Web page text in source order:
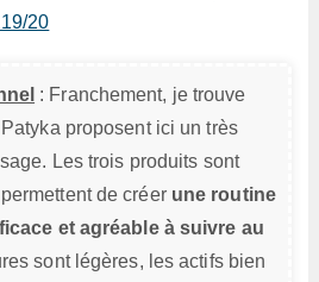
20
: Franchement, je trouve
proposent ici un très
Les trois produits sont
de créer une routine
et agréable à suivre au
sont légères, les actifs bien